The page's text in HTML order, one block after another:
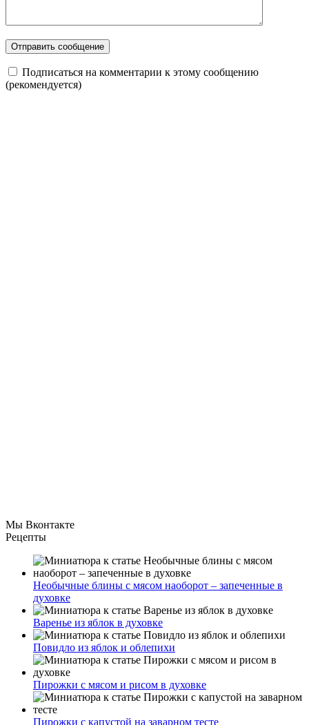
Подписаться на комментарии к этому сообщению
(рекомендуется)
Мы Вконтакте
Рецепты
Необычные блины с мясом наоборот – запеченные в
духовке
Варенье из яблок в духовке
Повидло из яблок и облепихи
Пирожки с мясом и рисом в духовке
Пирожки с капустой на заварном тесте